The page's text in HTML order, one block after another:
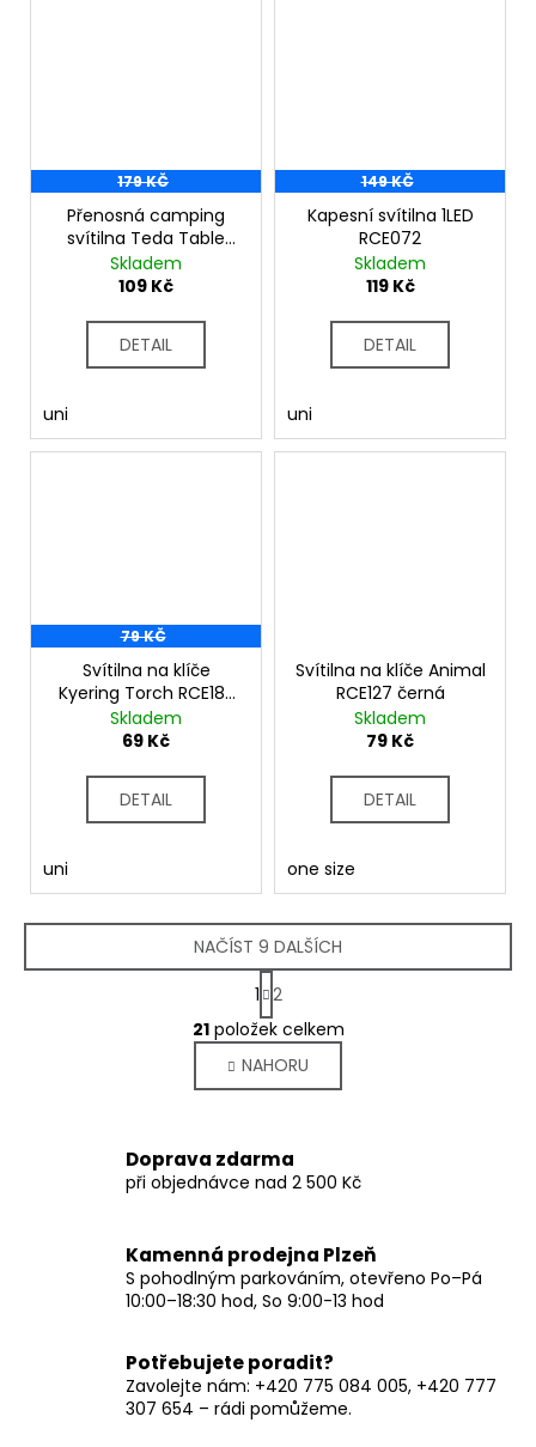
179 KČ
Přenosná camping
svítilna Teda Table
Lantern RCE250
Skladem
109 Kč
DETAIL
uni
149 KČ
Kapesní svítilna 1LED
RCE072
Skladem
119 Kč
DETAIL
uni
79 KČ
Svítilna na klíče
Kyering Torch RCE182
stříbrná
Skladem
69 Kč
DETAIL
uni
Svítilna na klíče Animal
RCE127 černá
Skladem
79 Kč
DETAIL
one size
O
v
l
á
a
c
r
v
k
v
ý
p
NAČÍST 9 DALŠÍCH
S
t
r
á
n
k
á
n
1 2
21položek celkem
NAHORU
Doprava zdarma
při objednávce nad 2 500 Kč
Kamenná prodejna Plzeň
S pohodlným parkováním, otevřeno Po–Pá
10:00–18:30 hod, So 9:00-13 hod
Potřebujete poradit?
Zavolejte nám: +420 775 084 005, +420 777
307 654 – rádi pomůžeme.